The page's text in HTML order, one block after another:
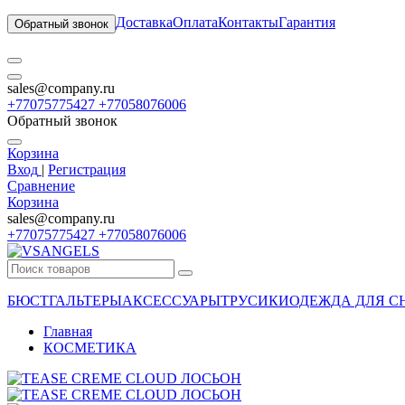
Обратный звонок ДоставкаОплатаКонтактыГарантия
sales@company.ru
+77075775427 +77058076006
Обратный звонок
Корзина
Вход | Регистрация
Сравнение
Корзина
sales@company.ru
+77075775427 +77058076006
БЮСТГАЛЬТЕРЫАКСЕССУАРЫТРУСИКИОДЕЖДА ДЛЯ
Главная
КОСМЕТИКА